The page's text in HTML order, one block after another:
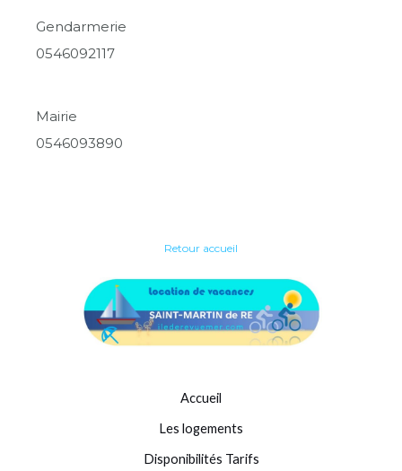
Gendarmerie
0546092117
Mairie
0546093890
Retour accueil
Accueil
Les logements
Disponibilités Tarifs